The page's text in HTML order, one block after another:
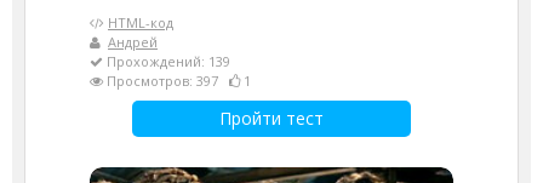
HTML-код
Андрей
Прохождений: 139
Просмотров: 397
1
Пройти тест